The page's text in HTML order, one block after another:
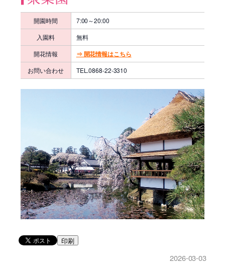
開園時間
7:00～20:00
入園料
無料
開花情報
⇒ 開花情報はこちら
お問い合わせ TEL.0868-22-3310
印刷
2026-03-03